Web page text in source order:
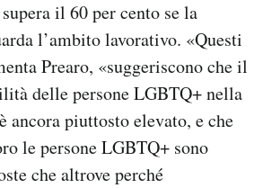
il 60 per cento se la
l’ambito lavorativo. «Questi
Prearo, «suggeriscono che il
delle persone LGBTQ+ nella
ancora piuttosto elevato, e che
le persone LGBTQ+ sono
che altrove perché